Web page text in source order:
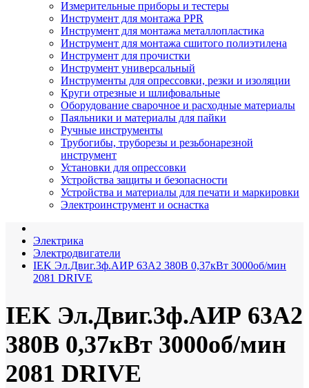
Измерительные приборы и тестеры
Инструмент для монтажа PPR
Инструмент для монтажа металлопластика
Инструмент для монтажа сшитого полиэтилена
Инструмент для прочистки
Инструмент универсальный
Инструменты для опрессовки, резки и изоляции
Круги отрезные и шлифовальные
Оборудование сварочное и расходные материалы
Паяльники и материалы для пайки
Ручные инструменты
Трубогибы, труборезы и резьбонарезной
инструмент
Установки для опрессовки
Устройства защиты и безопасности
Устройства и материалы для печати и маркировки
Электроинструмент и оснастка
Электрика
Электродвигатели
IEK Эл.Двиг.3ф.АИР 63A2 380В 0,37кВт 3000об/мин
2081 DRIVE
IEK Эл.Двиг.3ф.АИР 63A2
380В 0,37кВт 3000об/мин
2081 DRIVE